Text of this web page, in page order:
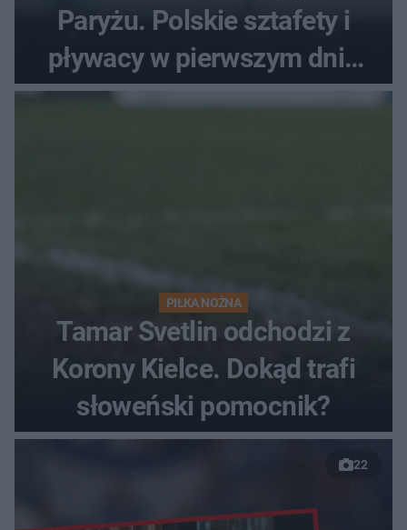
Paryżu. Polskie sztafety i
pływacy w pierwszym dniu
finałów
PIŁKA NOŻNA
Tamar Svetlin odchodzi z
Korony Kielce. Dokąd trafi
słoweński pomocnik?
22